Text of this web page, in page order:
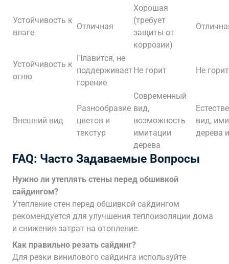
Устойчивость к
влаге
Отличная
Хорошая
(требует
защиты от
коррозии)
Устойчивость к
огню
Плавится, не
поддерживает
горение
Не горит Не горит
Внешний вид
Разнообразие
цветов и
текстур
Современный
вид,
возможность
имитации
дерева
вид,
дерева
FAQ: Часто Задаваемые Вопросы
Нужно ли утеплять стены перед обшивкой
сайдингом?
Утепление стен перед обшивкой сайдингом
рекомендуется для улучшения теплоизоляции дома
и снижения затрат на отопление.
Как правильно резать сайдинг?
Для резки винилового сайдинга используйте